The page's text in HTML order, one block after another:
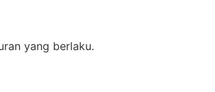
yang berlaku.